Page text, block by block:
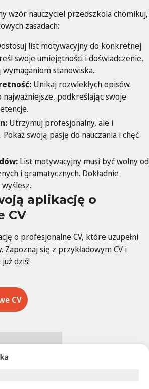
wzór nauczyciel przedszkola chomikuj,
zasadach:
list motywacyjny do konkretnej
swoje umiejętności i doświadczenie,
stanowiska.
Unikaj rozwlekłych opisów.
najważniejsze, podkreślając swoje
Utrzymuj profesjonalny, ale i
swoją pasję do nauczania i chęć
List motywacyjny musi być wolny od
i gramatycznych. Dokładnie
aplikację o
CV
o profesjonalne CV, które uzupełni
się z przykładowym CV i
dziś!
CV